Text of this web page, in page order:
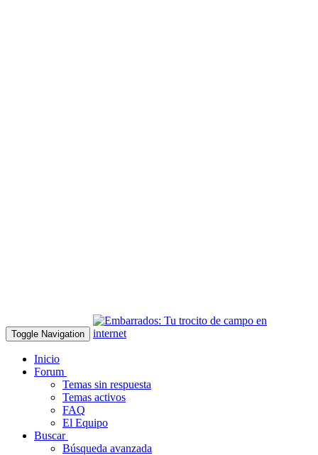
Toggle Navigation
Inicio
Forum
Temas sin respuesta
Temas activos
FAQ
El Equipo
Buscar
Búsqueda avanzada